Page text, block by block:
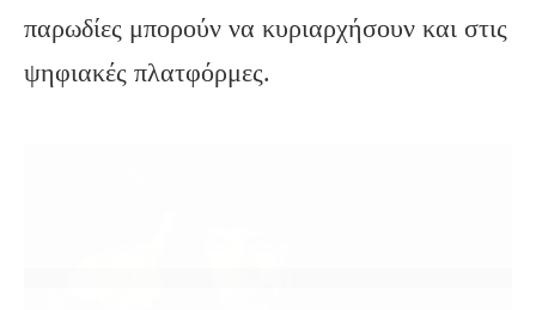
παρωδίες μπορούν να κυριαρχήσουν και στις
ψηφιακές πλατφόρμες.